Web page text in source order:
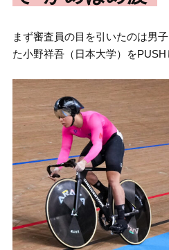
まず審査員の目を引いたのは男
た小野祥吾（日本大学）をPUSH